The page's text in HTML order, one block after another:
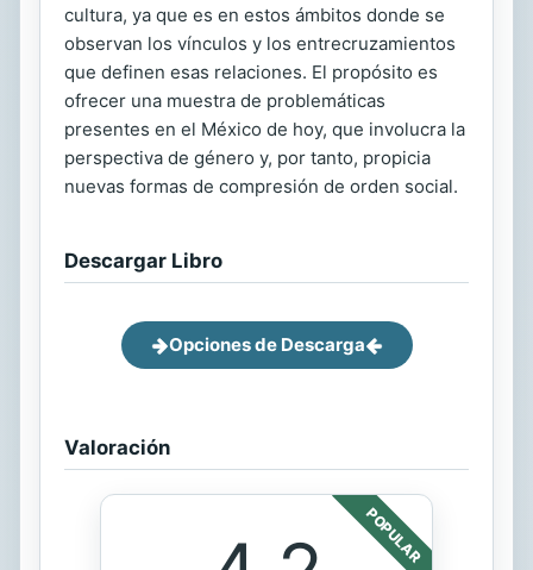
cultura, ya que es en estos ámbitos donde se
observan los vínculos y los entrecruzamientos
que definen esas relaciones. El propósito es
ofrecer una muestra de problemáticas
presentes en el México de hoy, que involucra la
perspectiva de género y, por tanto, propicia
nuevas formas de compresión de orden social.
Descargar Libro
Opciones de Descarga
Valoración
POPULAR